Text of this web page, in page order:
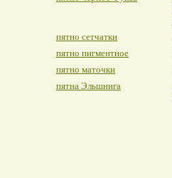
пятно сетчатки
пятно пигментное
пятно маточки
пятна Эльшнига